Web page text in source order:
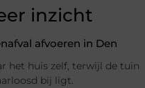
inzicht
afvoeren in Den
het huis zelf, terwijl de tuin
bij ligt.